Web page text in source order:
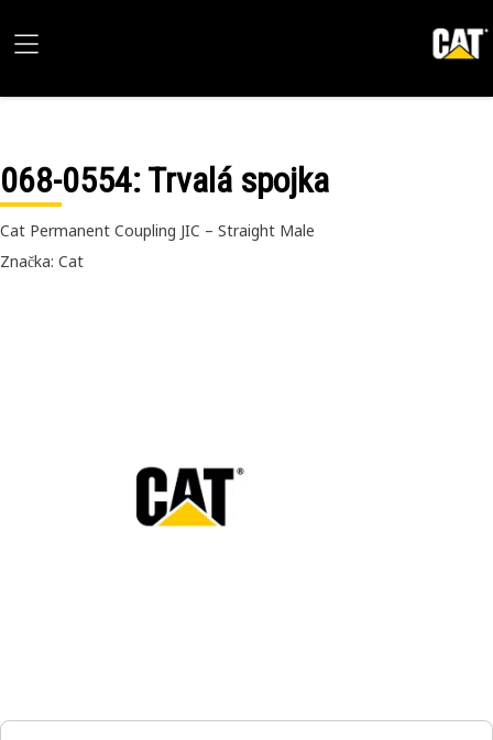
068-0554: Trvalá spojka
Cat Permanent Coupling JIC – Straight Male
Značka: Cat